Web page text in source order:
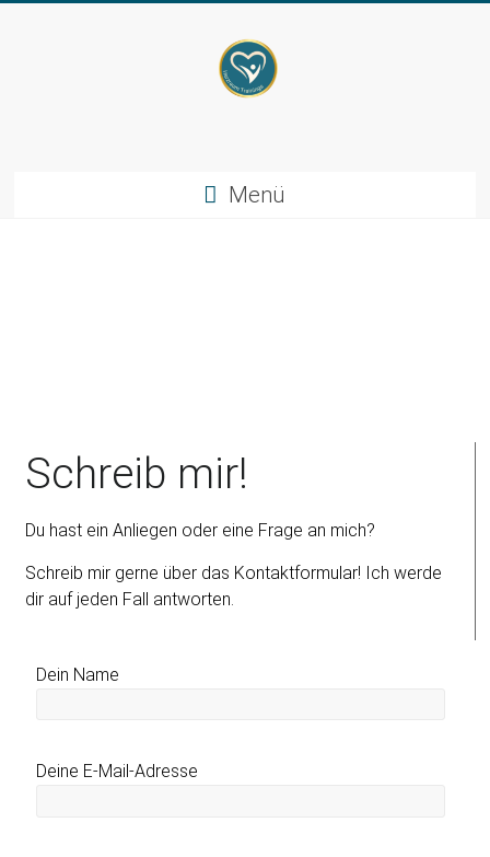
Menü
Schreib mir!
Du hast ein Anliegen oder eine Frage an mich?
Schreib mir gerne über das Kontaktformular! Ich werde
dir auf jeden Fall antworten.
Dein Name
Deine E-Mail-Adresse